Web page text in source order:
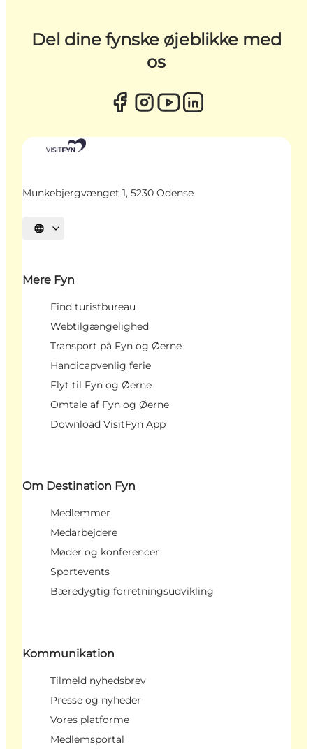
Del dine fynske øjeblikke med
os
Munkebjergvænget 1, 5230 Odense
Vælg sprog
Mere Fyn
Find turistbureau
Webtilgængelighed
Transport på Fyn og Øerne
Handicapvenlig ferie
Flyt til Fyn og Øerne
Omtale af Fyn og Øerne
Download VisitFyn App
Om Destination Fyn
Medlemmer
Medarbejdere
Møder og konferencer
Sportevents
Bæredygtig forretningsudvikling
Kommunikation
Tilmeld nyhedsbrev
Presse og nyheder
Vores platforme
Medlemsportal